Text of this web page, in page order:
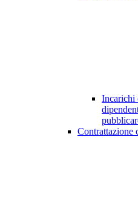
Incarichi
Contrattazione